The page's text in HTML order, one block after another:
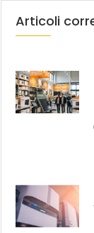
Articoli